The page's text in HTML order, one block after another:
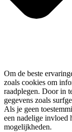
Om de beste
zoals cookies om
raadplegen. Door in
gegevens zoals
Als je geen
een nadelige invloed
mogelijkheden.